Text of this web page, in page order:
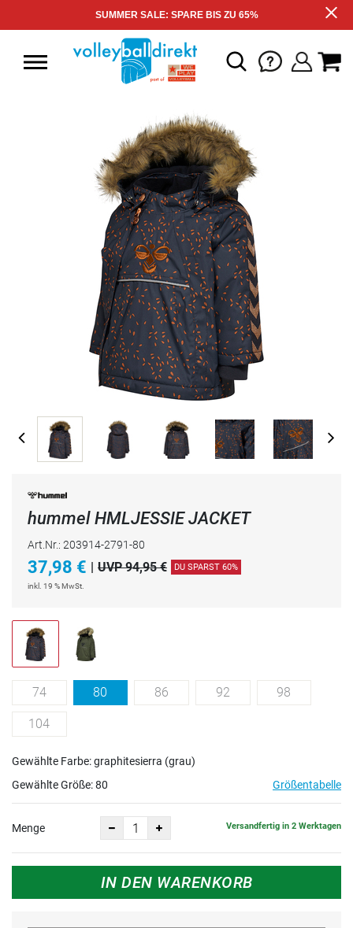
SUMMER SALE: SPARE BIS ZU 65%
hummel HMLJESSIE JACKET
Art.Nr.: 203914-2791-80
37,98 € | UVP 94,95 € DU SPARST 60%
inkl. 19 % MwSt.
74 80 86 92 98
104
Gewählte Farbe: graphitesierra (grau)
Gewählte Größe:80 Größentabelle
Menge Versandfertig in 2 Werktagen
IN DEN WARENKORB